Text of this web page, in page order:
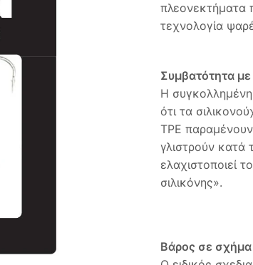
πλεονεκτήματα
τεχνολογία
Συμβατότητα με
Η συγκολλημένη
ότι τα
TPE
γλιστρούν κατά
ελαχιστοποιεί
σιλικόνης».
Βάρος σε σχήμα